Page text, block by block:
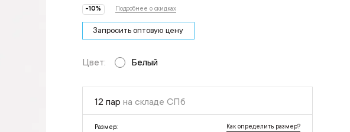
-10% Подробнее о скидках
Запросить оптовую цену
Цвет: Белый
12 пар на складе СПб
Размер: Как определить размер?